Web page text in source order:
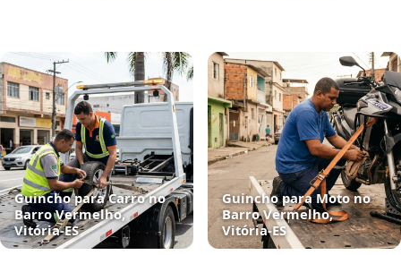
Guincho para Carro no
Barro Vermelho,
Vitória‑ES
Guincho para Moto no
Barro Vermelho,
Vitória‑ES